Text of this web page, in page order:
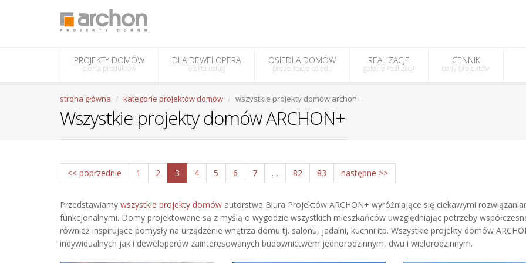
PROJEKTY DOMÓW
oferta produktów
DLA DEWELOPERA
oferta usług
OSIEDLA DOMÓW
prezentacje osiedli
REALIZACJE
galerie realizacji
CENNIK
ceny projektów
strona główna kategorie projektów domów wszystkie projekty domów archon+
Wszystkie projekty domów ARCHON+
<< poprzednie 1 2 3 4 5 6 7 … 82 83 następne >>
Przedstawiamy wszystkie projekty domów autorstwa Biura Projektów ARCHON+ wyróżniające się ciekawymi
funkcjonalnymi. Domy projektowane są z myślą o wygodzie wszystkich mieszkańców uwzględniając potrzeby
również inspirujące pomysły na urządzenie wnętrza domu tj. salonu, jadalni, kuchni itp. Wszystkie projekty domów
indywidualnych jak i deweloperów zainteresowanych budownictwem jednorodzinnym, dwu i wielorodzinnym.